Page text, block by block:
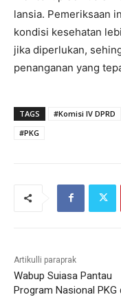
lansia. Pemeriksaan
kondisi kesehatan
jika diperlukan,
penanganan yang
TAGS #Komisi IV DPRD
#PKG
Artikulli paraprak
Wabup Suiasa Pantau
Program Nasional PKG